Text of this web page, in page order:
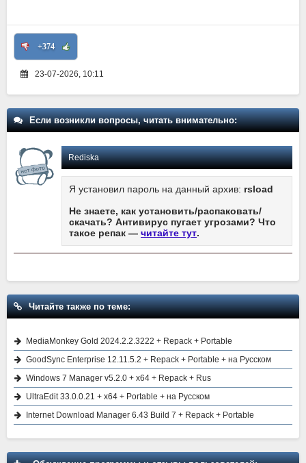
+374
23-07-2026, 10:11
Если возникли вопросы, читать внимательно:
Rediska
Я установил пароль на данный архив: rsload
Не знаете, как установить/распаковать/
скачать? Антивирус пугает угрозами? Что
такое репак — читайте тут.
Читайте также по теме:
MediaMonkey Gold 2024.2.2.3222 + Repack + Portable
GoodSync Enterprise 12.11.5.2 + Repack + Portable + на Русском
Windows 7 Manager v5.2.0 + x64 + Repack + Rus
UltraEdit 33.0.0.21 + x64 + Portable + на Русском
Internet Download Manager 6.43 Build 7 + Repack + Portable